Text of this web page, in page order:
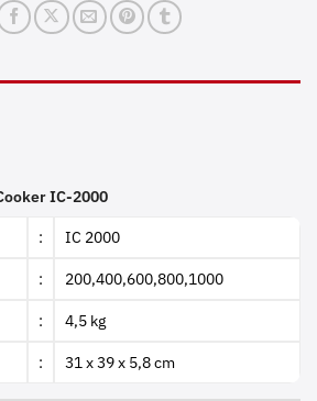
IC-2000
: IC 2000
: 200,400,600,800,1000
: 4,5 kg
: 31 x 39 x 5,8 cm